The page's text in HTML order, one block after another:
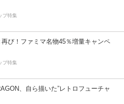
プ特集
び！ファミマ名物45％増量キャンペ
プ特集
、自ら描いた”レトロフューチャ